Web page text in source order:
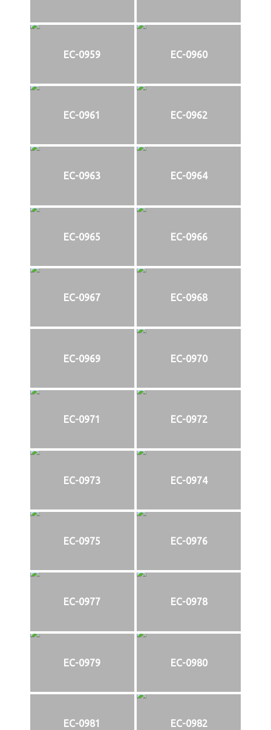
EC-0959 EC-0960
EC-0961 EC-0962
EC-0963 EC-0964
EC-0965 EC-0966
EC-0967 EC-0968
EC-0969 EC-0970
EC-0971 EC-0972
EC-0973 EC-0974
EC-0975 EC-0976
EC-0977 EC-0978
EC-0979 EC-0980
EC-0981 EC-0982